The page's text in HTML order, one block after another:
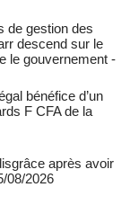
de gestion des
descend sur le
le gouvernement -
bénéfice d’un
F CFA de la
après avoir
08/2026